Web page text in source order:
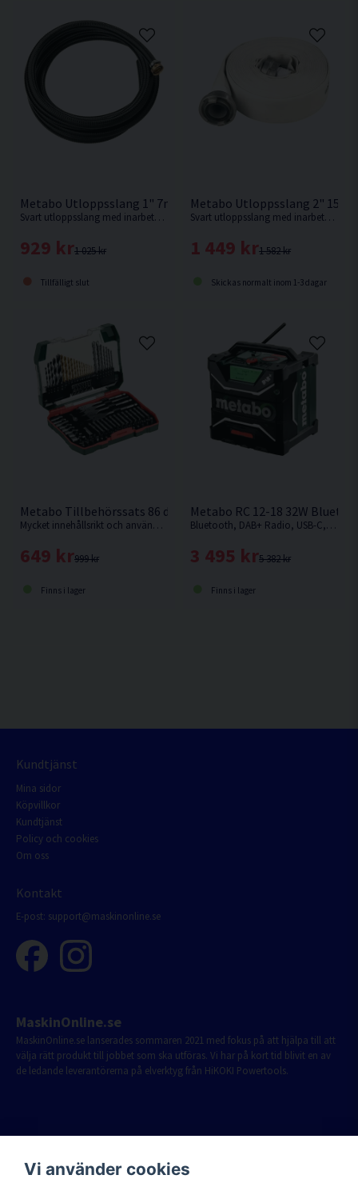
Metabo Utloppsslang 1" 7m
Svart utloppsslang med inarbetad spiral i hård-PVC för anslutning till dränkbara pumpar från Metabo
1 025 kr
929 kr
Tillfälligt slut
Metabo Utloppsslang 2" 15m
Svart utloppsslang med inarbetad spiral i hård-PVC för anslutning till dränkbara pumpar från Metabo
1 582 kr
1 449 kr
Skickas normalt inom 1-3 dagar
Metabo Tillbehörssats 86 delar
Mycket innehållsrikt och användarvänlig bits- och borrsats från Metabo med hela 86 delar
999 kr
649 kr
Finns i lager
Metabo RC 12-18 32W
Bluetooth, DAB+ Radio, USB-C, AUX
5 382 kr
3 495 kr
Finns i lager
Kundtjänst
Mina sidor
Köpvillkor
Kundtjänst
Policy och cookies
Om oss
Kontakt
E-post: support@maskinonline.se
MaskinOnline.se
MaskinOnline.se lanserades sommaren 2021 med fokus på att hjälpa till att
välja rätt produkt till jobbet som ska utföras. Vi har på kort tid blivit en av
de ledande leverantörerna på elverktyg från HiKOKI Powertools.
Vi använder cookies